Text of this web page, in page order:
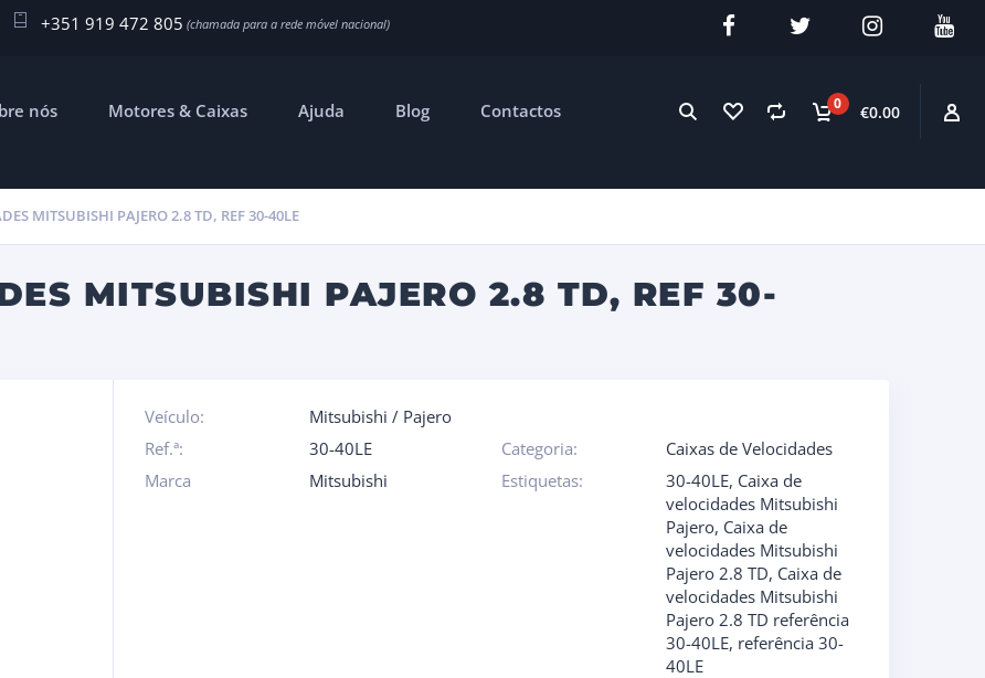
+351 919 472 805
0 €0.00
nós Motores & Caixas Ajuda Blog Contactos
MITSUBISHI PAJERO 2.8 TD, REF 30-40LE
MITSUBISHI PAJERO 2.8 TD, REF 30-
Veículo: Mitsubishi / Pajero
Ref.ª:
30-40LE Categoria:
Caixas de Velocidades
Marca
Mitsubishi Estiquetas: 30-40LE, Caixa de
velocidades Mitsubishi
Pajero, Caixa de
velocidades Mitsubishi
Pajero 2.8 TD, Caixa de
velocidades Mitsubishi
Pajero 2.8 TD referência
30-40LE, referência 30-
40LE